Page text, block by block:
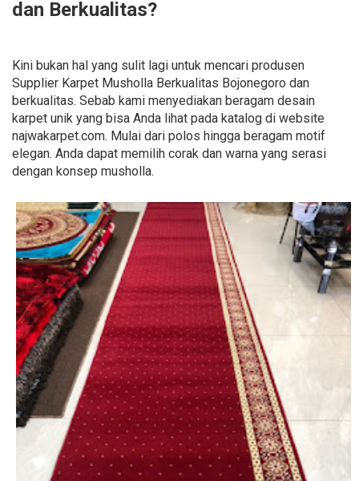
dan Berkualitas?
Kini bukan hal yang sulit lagi untuk mencari produsen
Supplier Karpet Musholla Berkualitas Bojonegoro dan
berkualitas. Sebab kami menyediakan beragam desain
karpet unik yang bisa Anda lihat pada katalog di website
najwakarpet.com. Mulai dari polos hingga beragam motif
elegan. Anda dapat memilih corak dan warna yang serasi
dengan konsep musholla.